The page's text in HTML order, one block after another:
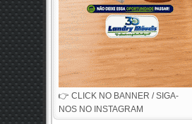
👉 CLICK NO BANNER / SIGA-
NOS NO INSTAGRAM